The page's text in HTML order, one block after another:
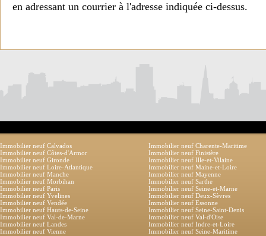
en adressant un courrier à l'adresse indiquée ci-dessus.
Immobilier neuf Calvados
Immobilier neuf Charente-Maritime
Immobilier neuf Côtes-d'Armor
Immobilier neuf Finistère
Immobilier neuf Gironde
Immobilier neuf Ille-et-Vilaine
Immobilier neuf Loire-Atlantique
Immobilier neuf Maine-et-Loire
Immobilier neuf Manche
Immobilier neuf Mayenne
Immobilier neuf Morbihan
Immobilier neuf Sarthe
Immobilier neuf Paris
Immobilier neuf Seine-et-Marne
Immobilier neuf Yvelines
Immobilier neuf Deux-Sèvres
Immobilier neuf Vendée
Immobilier neuf Essonne
Immobilier neuf Hauts-de-Seine
Immobilier neuf Seine-Saint-Denis
Immobilier neuf Val-de-Marne
Immobilier neuf Val-d'Oise
Immobilier neuf Landes
Immobilier neuf Indre-et-Loire
Immobilier neuf Vienne
Immobilier neuf Seine-Maritime